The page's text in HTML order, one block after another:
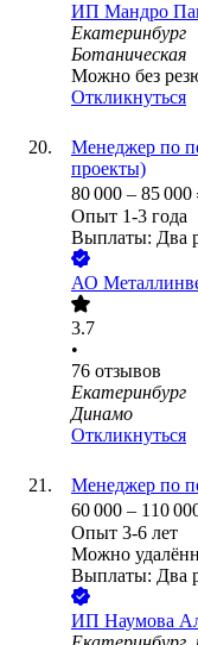
ИП Мандро
Екатеринбург
Ботаническая
Можно без
Откликнуться
Менеджер по
проекты)
80 000 – 85 000
Опыт 1-3 года
Выплаты: Два
АО
3.7
•
76 отзывов
Екатеринбург
Динамо
Откликнуться
Менеджер по
60 000 – 110
Опыт 3-6 лет
Можно
Выплаты: Два
ИП Наумова